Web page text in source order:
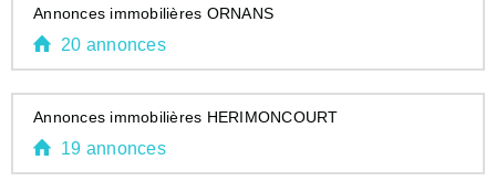
Annonces immobilières ORNANS
20 annonces
Annonces immobilières HERIMONCOURT
19 annonces